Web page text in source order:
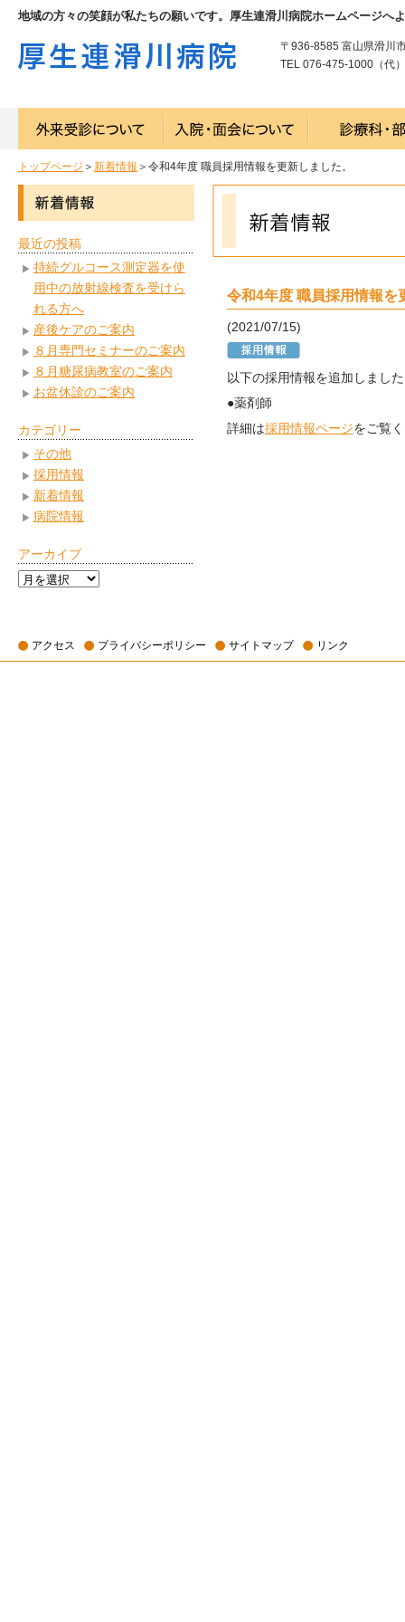
地域の方々の笑顔が私たちの願いです。厚生連滑川病院ホームページへ
〒936-8585 富山県滑川
TEL 076-475-1000（代
トップページ ＞ 新着情報 ＞令和4年度 職員採用情報を更新しました。
令和4年度 職員採用情報を
(2021/07/15)
以下の採用情報を追加しまし
●薬剤師
詳細は採用情報ページをご覧
最近の投稿
持続グルコース測定器を使
用中の放射線検査を受けら
れる方へ
産後ケアのご案内
８月専門セミナーのご案内
８月糖尿病教室のご案内
お盆休診のご案内
カテゴリー
その他
採用情報
新着情報
病院情報
アーカイブ
ア
イ
ブ
アクセス プライバシーポリシー サイトマップ リンク